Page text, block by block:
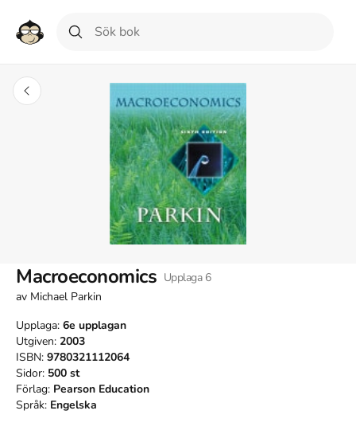
Macroeconomics Upplaga 6
av Michael Parkin
Upplaga: 6e upplagan
Utgiven: 2003
ISBN: 9780321112064
Sidor: 500 st
Förlag: Pearson Education
Språk: Engelska